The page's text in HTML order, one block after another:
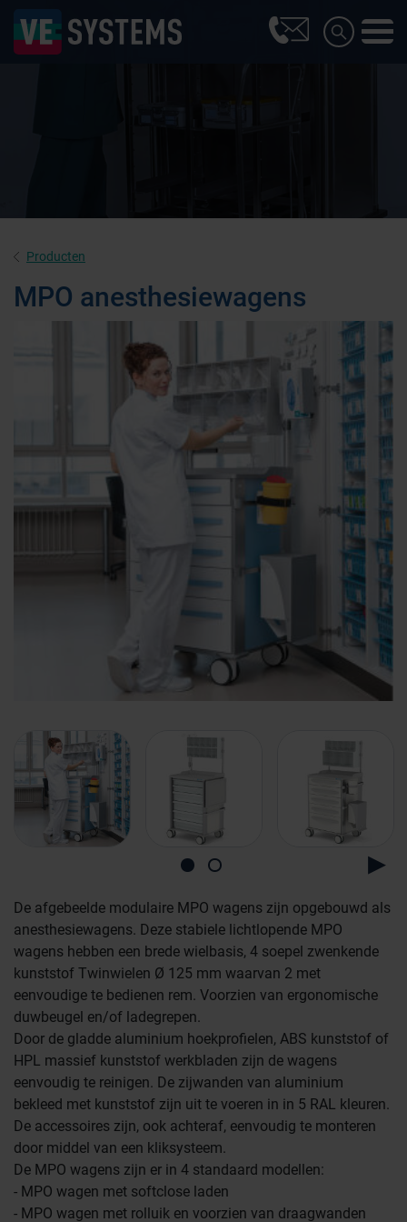
Producten
MPO anesthesiewagens
De afgebeelde modulaire MPO wagens zijn opgebouwd als
anesthesiewagens. Deze stabiele lichtlopende MPO
wagens hebben een brede wielbasis, 4 soepel zwenkende
kunststof Twinwielen Ø 125 mm waarvan 2 met
eenvoudige te bedienen rem. Voorzien van ergonomische
duwbeugel en/of ladegrepen.
Door de gladde aluminium hoekprofielen, ABS kunststof of
HPL massief kunststof werkbladen zijn de wagens
eenvoudig te reinigen. De zijwanden van aluminium
bekleed met kunststof zijn uit te voeren in in 5 RAL kleuren.
De accessoires zijn, ook achteraf, eenvoudig te monteren
door middel van een kliksysteem.
De MPO wagens zijn er in 4 standaard modellen:
- MPO wagen met softclose laden
- MPO wagen met rolluik en voorzien van draagwanden
Farmaceutische industrie